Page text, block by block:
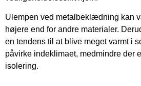
Ulempen ved metalbeklædning kan
højere end for andre materialer.
en tendens til at blive meget varmt i
påvirke indeklimaet, medmindre der
isolering.